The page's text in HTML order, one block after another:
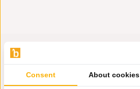
Hulp nodig?
Consent About cookies